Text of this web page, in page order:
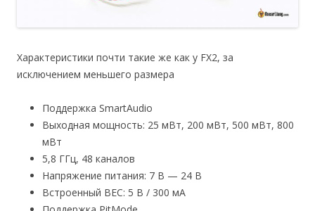
Характеристики почти такие же как у FX2, за
исключением меньшего размера
Поддержка SmartAudio
Выходная мощность: 25 мВт, 200 мВт, 500 мВт, 800
мВт
5,8 ГГц, 48 каналов
Напряжение питания: 7 В — 24 В
Встроенный BEC: 5 В / 300 мА